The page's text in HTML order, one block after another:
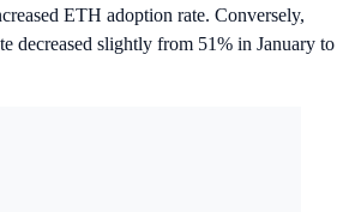
ETH adoption rate. Conversely,
decreased slightly from 51% in January to